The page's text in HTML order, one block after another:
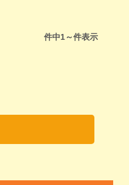
件中1～件表示